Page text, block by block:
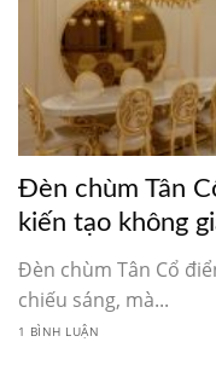
Đèn chùm Tân
kiến tạo không
Đèn chùm Tân Cổ
chiếu sáng, mà...
1 BÌNH LUẬN